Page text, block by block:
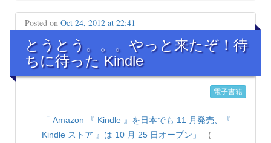
Posted on Oct 24, 2012 at 22:41
とうとう。。。やっと来たぞ！待
ちに待った Kindle
電子書籍
「 Amazon 『 Kindle 』を日本でも 11 月発売、『
Kindle ストア 』は 10 月 25 日オープン」
（